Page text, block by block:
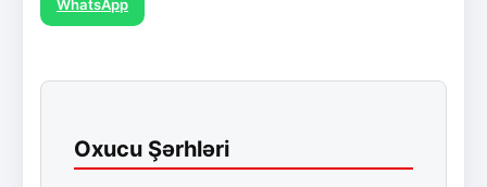
WhatsApp
Oxucu Şərhləri